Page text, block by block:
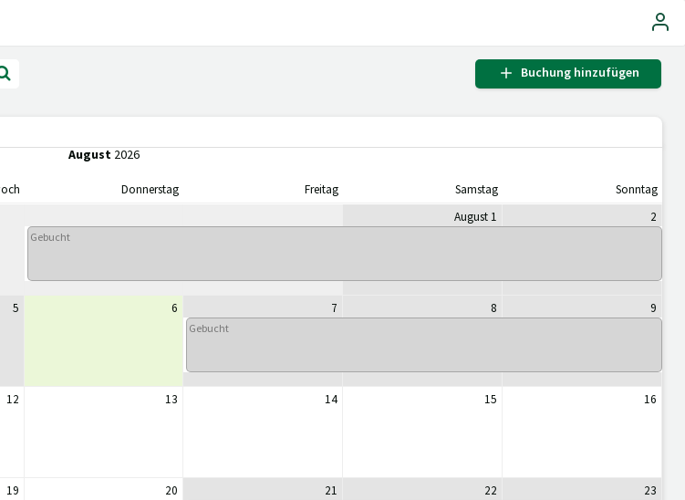
Buchung hinzufügen
August 2026
Donnerstag Freitag Samstag Sonntag
5
12
19
6
13
20
7
14
21
August 1
8
15
22
2
9
16
23
Gebucht
Gebucht